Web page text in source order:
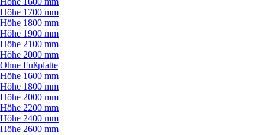
Höhe 1700 mm
Höhe 1800 mm
Höhe 1900 mm
Höhe 2100 mm
Höhe 2000 mm
Ohne Fußplatte
Höhe 1600 mm
Höhe 1800 mm
Höhe 2000 mm
Höhe 2200 mm
Höhe 2400 mm
Höhe 2600 mm